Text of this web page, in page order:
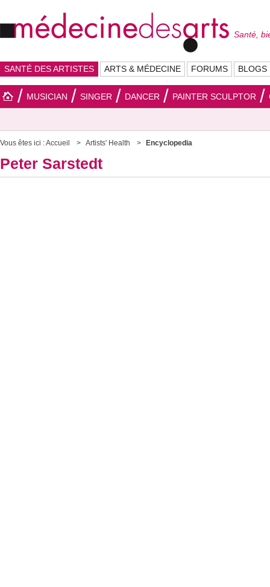
Santé,
SANTÉ DES ARTISTES ARTS & MÉDECINE FORUMS BLOGS
MUSICIAN SINGER DANCER PAINTER SCULPTOR
Vous êtes ici :Accueil Artists' Health Encyclopedia
Peter Sarstedt